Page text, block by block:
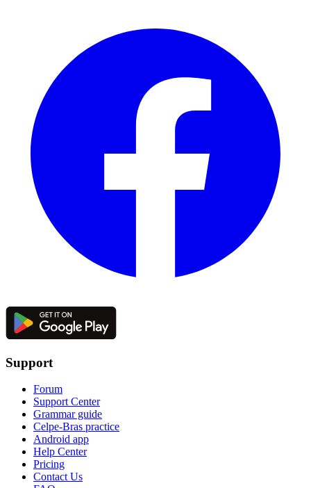
Support
Forum
Support Center
Grammar guide
Celpe-Bras practice
Android app
Help Center
Pricing
Contact Us